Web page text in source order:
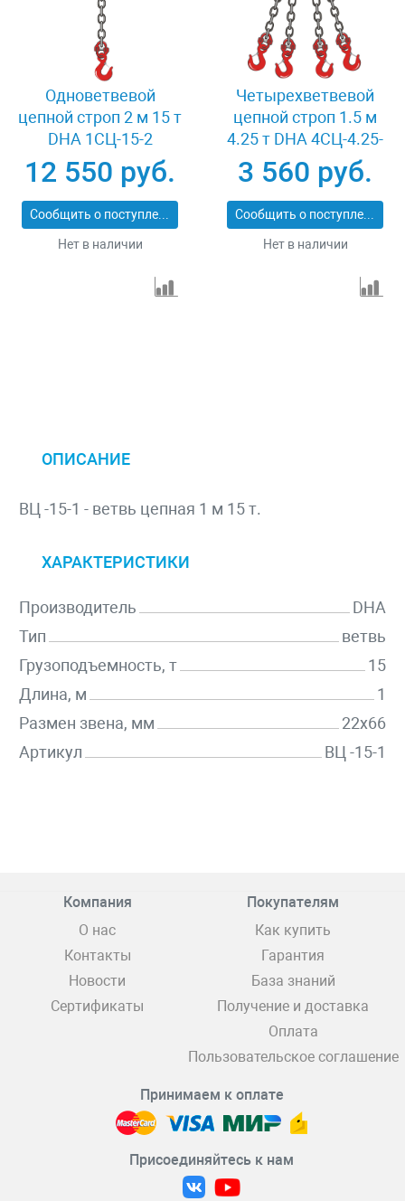
Одноветвевой
цепной строп 2 м 15 т
DHA 1СЦ-15-2
12 550 руб.
Сообщить о поступлении
Нет в наличии
Четырехветвевой
цепной строп 1.5 м
4.25 т DHA 4СЦ-4.25-
1.5
3 560 руб.
Сообщить о поступлении
Нет в наличии
ОПИСАНИЕ
ВЦ -15-1 - ветвь цепная 1 м 15 т.
ХАРАКТЕРИСТИКИ
Производитель
DHA
Тип
ветвь
Грузоподъемность, т
15
Длина, м
1
Размен звена, мм
22х66
Артикул
ВЦ -15-1
Компания
О нас
Контакты
Новости
Сертификаты
Покупателям
Как купить
Гарантия
База знаний
Получение и доставка
Оплата
Пользовательское соглашение
Принимаем к оплате
Присоединяйтесь к нам